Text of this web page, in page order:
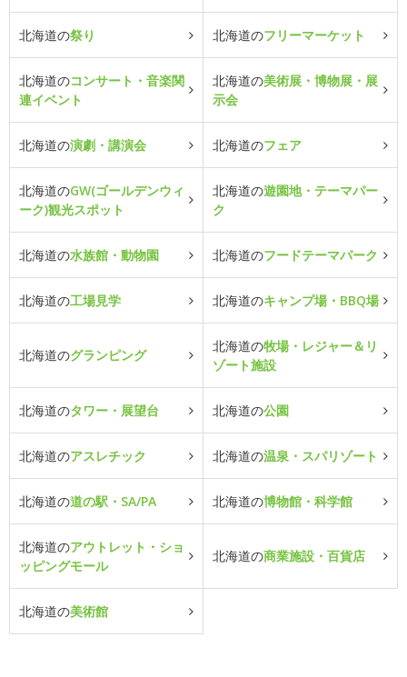
北海道の祭り 北海道のフリーマーケット
北海道のコンサート・音楽関
連イベント
北海道の美術展・博物展・展
示会
北海道の演劇・講演会 北海道のフェア
北海道のGW(ゴールデンウィ
ーク)観光スポット
北海道の遊園地・テーマパー
ク
北海道の水族館・動物園 北海道のフードテーマパーク
北海道の工場見学 北海道のキャンプ場・BBQ場
北海道のグランピング
北海道の牧場・レジャー＆リ
ゾート施設
北海道のタワー・展望台 北海道の公園
北海道のアスレチック 北海道の温泉・スパリゾート
北海道の道の駅・SA/PA 北海道の博物館・科学館
北海道のアウトレット・ショ
ッピングモール
北海道の商業施設・百貨店
北海道の美術館